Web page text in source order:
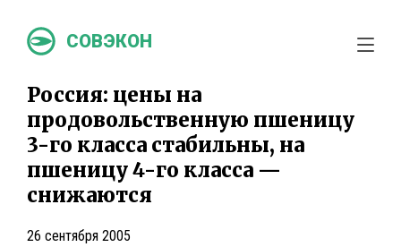
СОВЭКОН
Россия: цены на
продовольственную пшеницу
3-го класса стабильны, на
пшеницу 4-го класса —
снижаются
26 сентября 2005